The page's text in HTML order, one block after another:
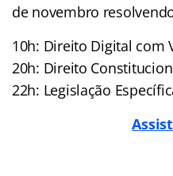
de novembro
10h: Direito Digital com
20h: Direito
22h: Legislação